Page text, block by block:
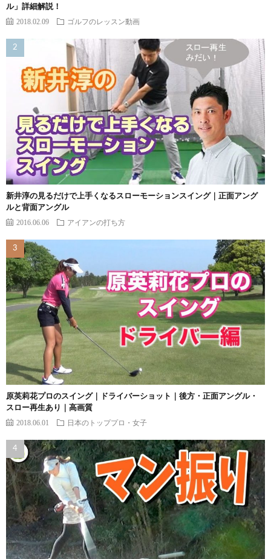
ル」詳細解説！
2018.02.09 ゴルフのレッスン動画
新井淳の見るだけで上手くなるスローモーションスイング｜正面アング
ルと背面アングル
2016.06.06 アイアンの打ち方
原英莉花プロのスイング｜ドライバーショット｜後方・正面アングル・
スロー再生あり｜高画質
2018.06.01 日本のトッププロ・女子